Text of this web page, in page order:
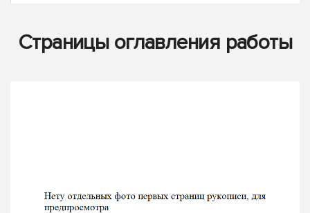
Страницы оглавления работы